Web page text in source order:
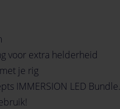
voor extra helderheid
je rig
IMMERSION LED Bundle.